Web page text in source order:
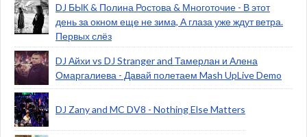
DJ БЫК & Полина Ростова & Многоточие - В этот
день за окном еще не зима, А глаза уже ждут ветра.
Первых слёз
DJ Айхи vs DJ Stranger and Тамерлан и Алена
Омаргалиева - Давай полетаем Mash UpLive Demo
DJ Zany and MC DV8 - Nothing Else Matters